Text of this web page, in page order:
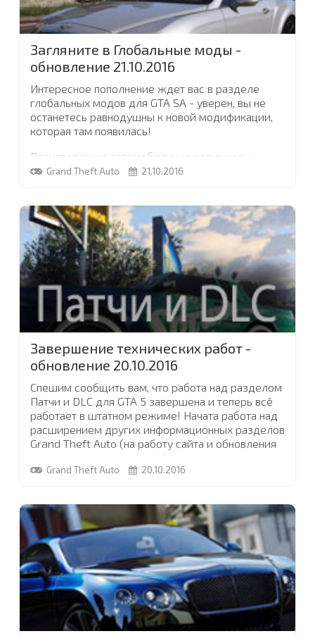
Загляните в Глобальные моды -
обновление 21.10.2016
Интересное пополнение ждет вас в разделе
глобальных модов для GTA SA - уверен, вы не
останетесь равнодушны к новой модификации,
которая там появилась!
Впечатляющие автомобильные новинки вы
найдете в разделах машин для пятой части GTA
Grand Theft Auto 21.10.2016
Завершение технических работ -
обновление 20.10.2016
Спешим сообщить вам, что работа над разделом
Патчи и DLC для GTA 5 завершена и теперь всё
работает в штатном режиме! Начата работа над
расширением других информационных разделов
Grand Theft Auto (на работу сайта и обновления
это никак влиять не будет).
21.10.2016...
Grand Theft Auto 20.10.2016